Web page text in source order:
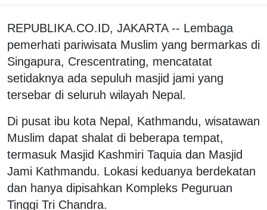
REPUBLIKA.CO.ID, JAKARTA -- Lembaga
pemerhati pariwisata Muslim yang bermarkas di
Singapura, Crescentrating, mencatatat
setidaknya ada sepuluh masjid jami yang
tersebar di seluruh wilayah Nepal.
Di pusat ibu kota Nepal, Kathmandu, wisatawan
Muslim dapat shalat di beberapa tempat,
termasuk Masjid Kashmiri Taquia dan Masjid
Jami Kathmandu. Lokasi keduanya berdekatan
dan hanya dipisahkan Kompleks Peguruan
Tinggi Tri Chandra.